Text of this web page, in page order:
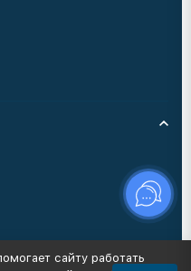
сайту работать